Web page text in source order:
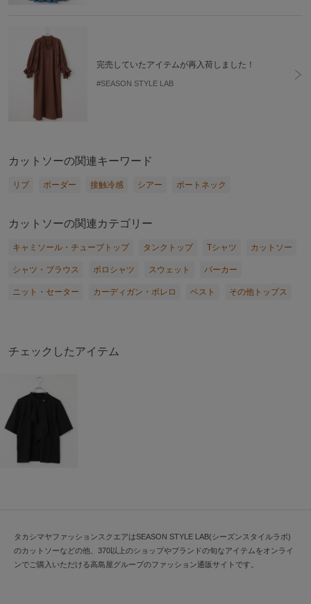
完売していたアイテムが再入荷しました！
#SEASON STYLE LAB
カットソーの関連キーワード
リブ ボーダー 接触冷感 シアー ボートネック
カットソーの関連カテゴリー
キャミソール・チューブトップ タンクトップ Tシャツ カットソー
シャツ・ブラウス ポロシャツ スウェット パーカー
ニット・セーター カーディガン・ボレロ ベスト その他トップス
チェックしたアイテム
タカシマヤファッションスクエアはSEASON STYLE LAB(シーズンスタイルラボ)
のカットソーなどの他、370以上のショップやブランドの旬なアイテムをオンライ
ンでご購入いただける高島屋グループのファッション通販サイトです。